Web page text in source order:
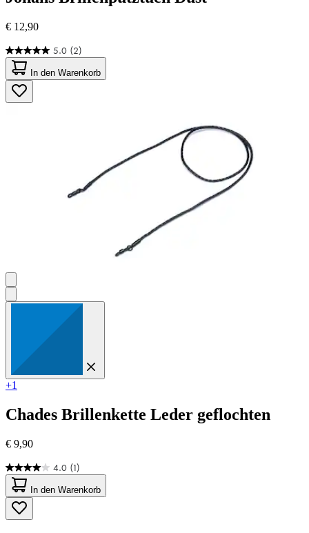
€ 12,90
5.0 (2)
5.0
von
5
Sternen.
2
In den Warenkorb
+1
Chades Brillenkette Leder geflochten
€ 9,90
4.0 (1)
4.0
von
5
Sternen.
1
In den Warenkorb